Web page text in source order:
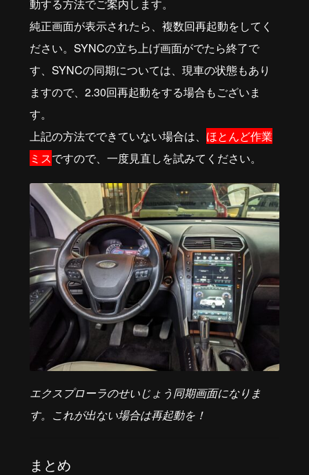
動する方法でご案内します。
純正画面が表示されたら、複数回再起動をしてく
ださい。SYNCの立ち上げ画面がでたら終了で
す、SYNCの同期については、現車の状態もあり
ますので、2.30回再起動をする場合もございま
す。
上記の方法でできていない場合は、 ほとんど作業
ミスですので、一度見直しを試みてください。
エクスプローラのせいじょう同期画面になりま
す。これが出ない場合は再起動を！
まとめ